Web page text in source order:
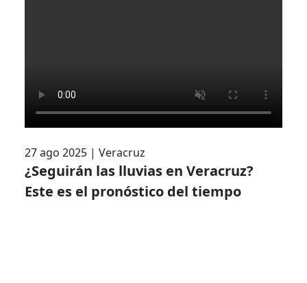
27 ago 2025 | Veracruz
¿Seguirán las lluvias en Veracruz?
Este es el pronóstico del tiempo